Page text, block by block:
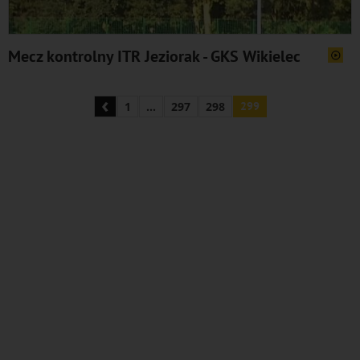
Mecz kontrolny ITR Jeziorak - GKS Wikielec
‹ 1 ... 297 298 299